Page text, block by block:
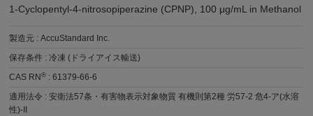
1-Cyclopentyl-4-nitrosopiperazine (CPNP), 100 μg/mL in Methanol
製造元 :AccuStandard Inc.
保存条件 :冷凍 (ドライアイス輸送)
CAS RN® :61379-66-6
適用法令 :安衛法57条・有害物表示対象物質 有機則第2種 労57-2 危4-ア(水溶
性)-II